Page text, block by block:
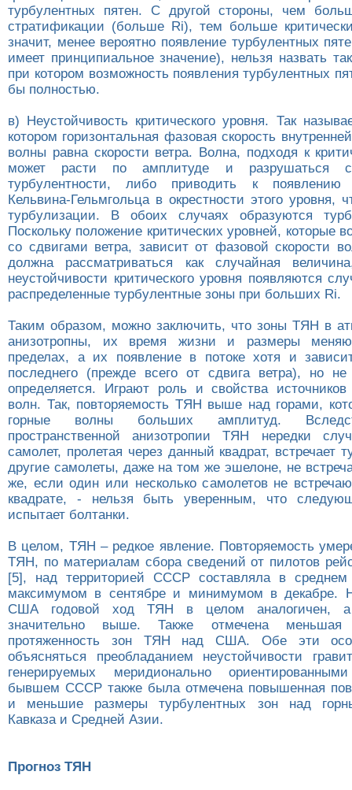
турбулентных пятен. С другой стороны, чем
стратификации (больше Ri), тем больше
значит, менее вероятно появление турбулентных
имеет принципиальное значение), нельзя назвать
при котором возможность появления турбулентных
бы полностью.
в) Неустойчивость критического уровня. Так
котором горизонтальная фазовая скорость
волны равна скорости ветра. Волна, подходя к
может расти по амплитуде и разрушаться с
турбулентности, либо приводить к появлению
Кельвина-Гельмгольца в окрестности этого уровня,
турбулизации. В обоих случаях образуются
Поскольку положение критических уровней, которые
со сдвигами ветра, зависит от фазовой скорости
должна рассматриваться как случайная
неустойчивости критического уровня появляются
распределенные турбулентные зоны при больших Ri.
Таким образом, можно заключить, что зоны ТЯН в
анизотропны, их время жизни и размеры
пределах, а их появление в потоке хотя и
последнего (прежде всего от сдвига ветра), но
определяется. Играют роль и свойства источников
волн. Так, повторяемость ТЯН выше над горами,
горные волны больших амплитуд.
пространственной анизотропии ТЯН нередки
самолет, пролетая через данный квадрат, встречает
другие самолеты, даже на том же эшелоне, не
же, если один или несколько самолетов не
квадрате, - нельзя быть уверенным, что
испытает болтанки.
В целом, ТЯН – редкое явление. Повторяемость
ТЯН, по материалам сбора сведений от пилотов
[5], над территорией СССР составляла в
максимумом в сентябре и минимумом в декабре.
США годовой ход ТЯН в целом аналогичен, а
значительно выше. Также отмечена меньшая
протяженность зон ТЯН над США. Обе эти
объясняться преобладанием неустойчивости
генерируемых меридионально
бывшем СССР также была отмечена повышенная
и меньшие размеры турбулентных зон над
Кавказа и Средней Азии.
Прогноз ТЯН